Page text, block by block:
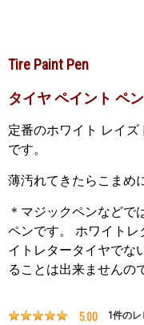
Tire Paint Pen
タイヤ ペイント ペン
定番のホワイト レイ
です。
薄汚れてきたらこまめ
＊マジックペンなどで
ペンです。
ホワイトレ
イトレタータイヤでな
ることは出来ませんの
5.00 1件のレ